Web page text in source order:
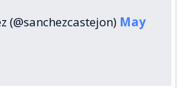
(@sanchezcastejon) May